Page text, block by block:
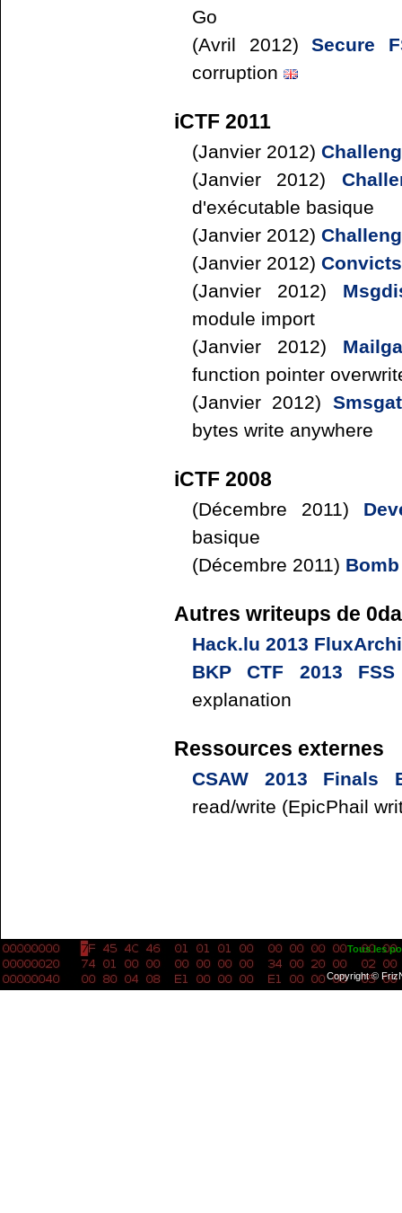
Go
(Avril 2012)Secure
corruption
iCTF 2011
(Janvier 2012)
(Janvier 2012)
d'exécutable basique
(Janvier 2012)
(Janvier 2012)
(Janvier 2012)
module import
(Janvier 2012)
function pointer
(Janvier 2012)
bytes write anywhere
iCTF 2008
(Décembre 2011)
basique
(Décembre 2011)
Autres writeups de
Hack.lu 2013
BKP CTF 2013
explanation
Ressources externes
CSAW 2013 Finals
read/write (EpicPhail
Tous les
Copyright ©